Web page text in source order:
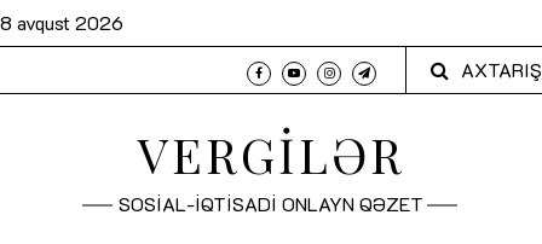
8 avqust 2026
AXTARIŞ
VERGİLƏR
SOSİAL-İQTİSADİ ONLAYN QƏZET